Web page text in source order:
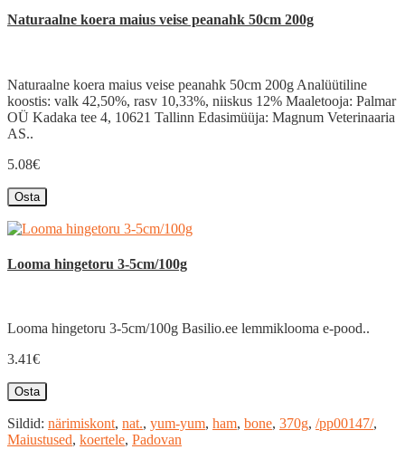
Naturaalne koera maius veise peanahk 50cm 200g
Naturaalne koera maius veise peanahk 50cm 200g Analüütiline
koostis: valk 42,50%, rasv 10,33%, niiskus 12% Maaletooja: Palmar
OÜ Kadaka tee 4, 10621 Tallinn Edasimüüja: Magnum Veterinaaria
AS..
5.08€
Osta
Looma hingetoru 3-5cm/100g
Looma hingetoru 3-5cm/100g Basilio.ee lemmiklooma e-pood..
3.41€
Osta
Sildid: närimiskont, nat., yum-yum, ham, bone, 370g, /pp00147/,
Maiustused, koertele, Padovan